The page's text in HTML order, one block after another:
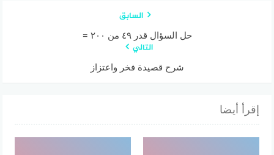
السابق
حل السؤال قدر ٤٩ من ۲۰۰ =
التالي
شرح قصيدة فخر واعتزاز
إقرأ أيضا